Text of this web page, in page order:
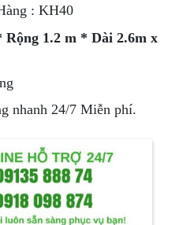
: KH40
1.2 m * Dài 2.6m x
nhanh 24/7 Miễn phí.